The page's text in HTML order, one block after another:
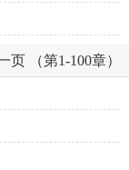
页 （第1-100章）